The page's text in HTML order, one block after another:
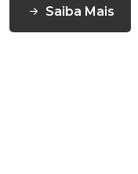
Saiba Mais